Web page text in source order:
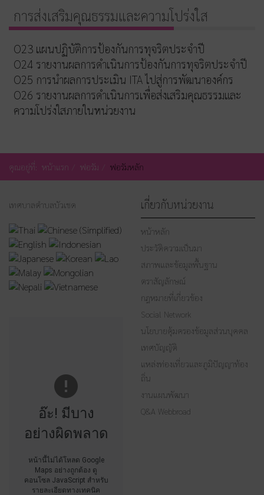
การส่งเสริมคุณธรรมและความโปร่งใส
O23 แผนปฏิบัติการป้องกันการทุจริตประจำปี
O24 รายงานผลการดำเนินการป้องกันการทุจริตประจำปี
O25 การนำผลการประเมิน ITA ไปสู่การพัฒนาองค์กร
O26 รายงานผลการดำเนินการเพื่อส่งเสริมคุณธรรมและ
ความโปร่งใสภายในหน่วยงาน
คุณอยู่ที่: หน้าแรก ฟอรัม ฟอรัมหลัก
เทศบาลตำบลบัวเชด
อ๊ะ! มีบาง
อย่างผิดพลาด
หน้านี้ไม่ได้โหลด Google
Maps อย่างถูกต้อง ดู
คอนโซล JavaScript สำหรับ
รายละเอียดทางเทคนิค
เกี่ยวกับหน่วยงาน
หน้าหลัก
ประวัติความเป็นมา
สภาพและข้อมูลพื้นฐาน
ตราสัญลักษณ์
กฎหมายที่เกี่ยวข้อง
Social Network
นโยบายคุ้มครองข้อมูลส่วนบุคคล
เทศบัญญัติ
แหล่งท่องเที่ยวและภูมิปัญญาท้อง
ถิ่น
งานแผนพัฒนา
Q&A Webbroad